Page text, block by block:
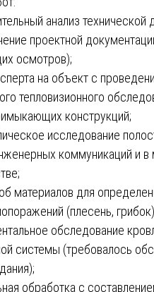
анализ технической
проектной
осмотров);
на объект с
тепловизионного
конструкций;
исследование
коммуникаций и
материалов для
(плесень,
обследование
системы (требовалось
обработка с